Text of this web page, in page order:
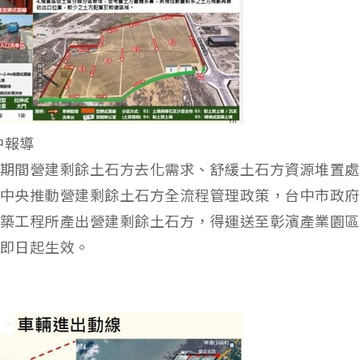
報導
間營建剩餘土石方去化需求、舒緩土石方資源堆置處
央推動營建剩餘土石方全流程管理政策，台中市政府
工程所產出營建剩餘土石方，得運送至彰濱產業園區
日起生效。